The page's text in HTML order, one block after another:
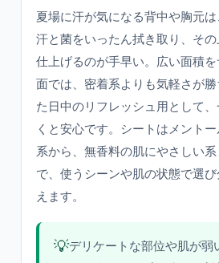
夏場に汗が気になる背中や胸元
汗と菌をいったん拭き取り、そ
仕上げるのが手早い。広い面積
面では、密着系よりも気軽さが
た日中のリフレッシュ用として
くと安心です。シートはメント
系から、無香料の肌にやさしい
で、使うシーンや肌の状態で選
えます。
💡デリケートな部位や肌が弱